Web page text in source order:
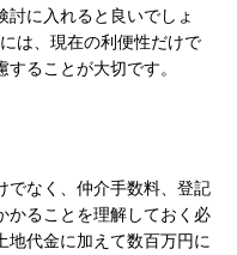
討に入れると良いでしょ
は、現在の利便性だけで
ることが大切です。
でなく、仲介手数料、登記
かることを理解しておく必
地代金に加えて数百万円に